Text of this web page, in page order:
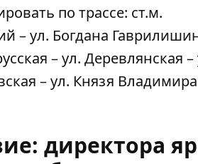
по трассе: ст.м.
– ул. Богдана
– ул. Деревлянская
– ул. Князя
директора